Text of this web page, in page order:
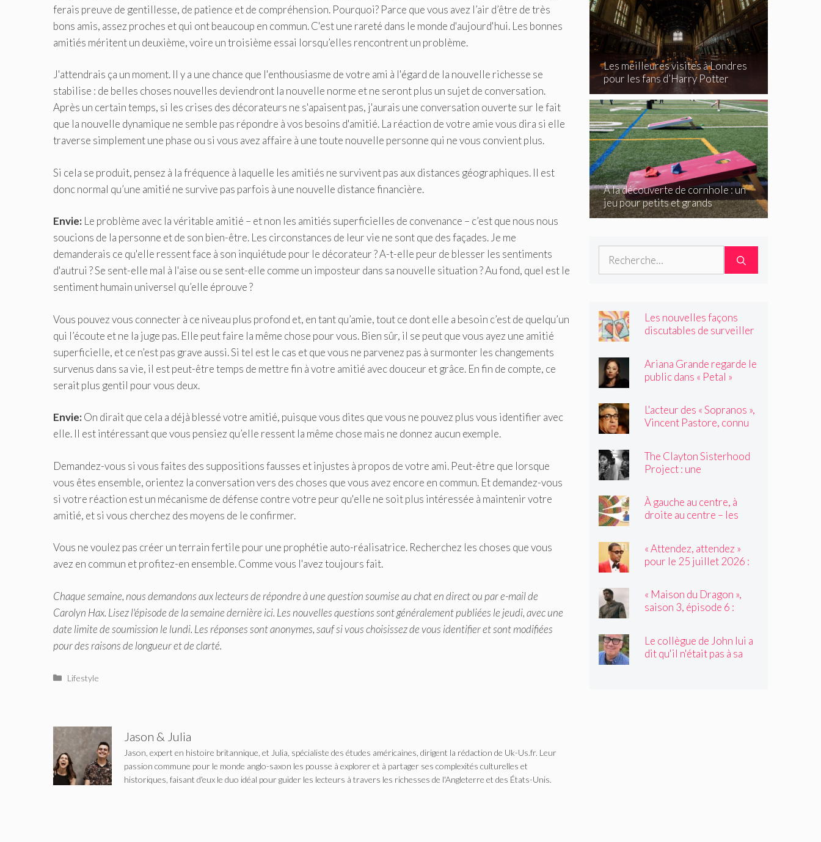
ferais preuve de gentillesse, de patience et de compréhension. Pourquoi? Parce que vous avez l’air d’être de très
bons amis, assez proches et qui ont beaucoup en commun. C'est une rareté dans le monde d'aujourd'hui. Les bonnes
amitiés méritent un deuxième, voire un troisième essai lorsqu’elles rencontrent un problème.
J'attendrais ça un moment. Il y a une chance que l'enthousiasme de votre ami à l'égard de la nouvelle richesse se
stabilise : de belles choses nouvelles deviendront la nouvelle norme et ne seront plus un sujet de conversation.
Après un certain temps, si les crises des décorateurs ne s'apaisent pas, j'aurais une conversation ouverte sur le fait
que la nouvelle dynamique ne semble pas répondre à vos besoins d'amitié. La réaction de votre amie vous dira si elle
traverse simplement une phase ou si vous avez affaire à une toute nouvelle personne qui ne vous convient plus.
Si cela se produit, pensez à la fréquence à laquelle les amitiés ne survivent pas aux distances géographiques. Il est
donc normal qu’une amitié ne survive pas parfois à une nouvelle distance financière.
Envie: Le problème avec la véritable amitié – et non les amitiés superficielles de convenance – c’est que nous nous
soucions de la personne et de son bien-être. Les circonstances de leur vie ne sont que des façades. Je me
demanderais ce qu'elle ressent face à son inquiétude pour le décorateur ? A-t-elle peur de blesser les sentiments
d'autrui ? Se sent-elle mal à l'aise ou se sent-elle comme un imposteur dans sa nouvelle situation ? Au fond, quel est le
sentiment humain universel qu’elle éprouve ?
Vous pouvez vous connecter à ce niveau plus profond et, en tant qu’amie, tout ce dont elle a besoin c’est de quelqu’un
qui l’écoute et ne la juge pas. Elle peut faire la même chose pour vous. Bien sûr, il se peut que vous ayez une amitié
superficielle, et ce n’est pas grave aussi. Si tel est le cas et que vous ne parvenez pas à surmonter les changements
survenus dans sa vie, il est peut-être temps de mettre fin à votre amitié avec douceur et grâce. En fin de compte, ce
serait plus gentil pour vous deux.
Envie:On dirait que cela a déjà blessé votre amitié, puisque vous dites que vous ne pouvez plus vous identifier avec
elle. Il est intéressant que vous pensiez qu’elle ressent la même chose mais ne donnez aucun exemple.
Demandez-vous si vous faites des suppositions fausses et injustes à propos de votre ami. Peut-être que lorsque
vous êtes ensemble, orientez la conversation vers des choses que vous avez encore en commun. Et demandez-vous
si votre réaction est un mécanisme de défense contre votre peur qu'elle ne soit plus intéressée à maintenir votre
amitié, et si vous cherchez des moyens de le confirmer.
Vous ne voulez pas créer un terrain fertile pour une prophétie auto-réalisatrice. Recherchez les choses que vous
avez en commun et profitez-en ensemble. Comme vous l'avez toujours fait.
Chaque semaine, nous demandons aux lecteurs de répondre à une question soumise au chat en direct ou par e-mail de
Carolyn Hax. Lisez l'épisode de la semaine dernière ici. Les nouvelles questions sont généralement publiées le jeudi, avec une
date limite de soumission le lundi. Les réponses sont anonymes, sauf si vous choisissez de vous identifier et sont modifiées
pour des raisons de longueur et de clarté.
Catégories
Lifestyle
Jason & Julia
Jason, expert en histoire britannique, et Julia, spécialiste des études américaines, dirigent la rédaction de Uk-Us.fr. Leur
passion commune pour le monde anglo-saxon les pousse à explorer et à partager ses complexités culturelles et
historiques, faisant d'eux le duo idéal pour guider les lecteurs à travers les richesses de l'Angleterre et des États-Unis.
Les meilleures visites à Londres
pour les fans d’Harry Potter
À la découverte de cornhole : un
jeu pour petits et grands
Rechercher :
Les nouvelles façons
discutables de surveiller
Ariana Grande regarde le
public dans « Petal »
L'acteur des « Sopranos »,
Vincent Pastore, connu
ans
The Clayton Sisterhood
Project : une
migration inversée de sa
famille du Nord vers le
Sud
À gauche au centre, à
droite au centre – les
histoires »
« Attendez, attendez »
pour le 25 juillet 2026 :
Williams
« Maison du Dragon »,
saison 3, épisode 6 :
Le collègue de John lui a
dit qu'il n'était pas à sa